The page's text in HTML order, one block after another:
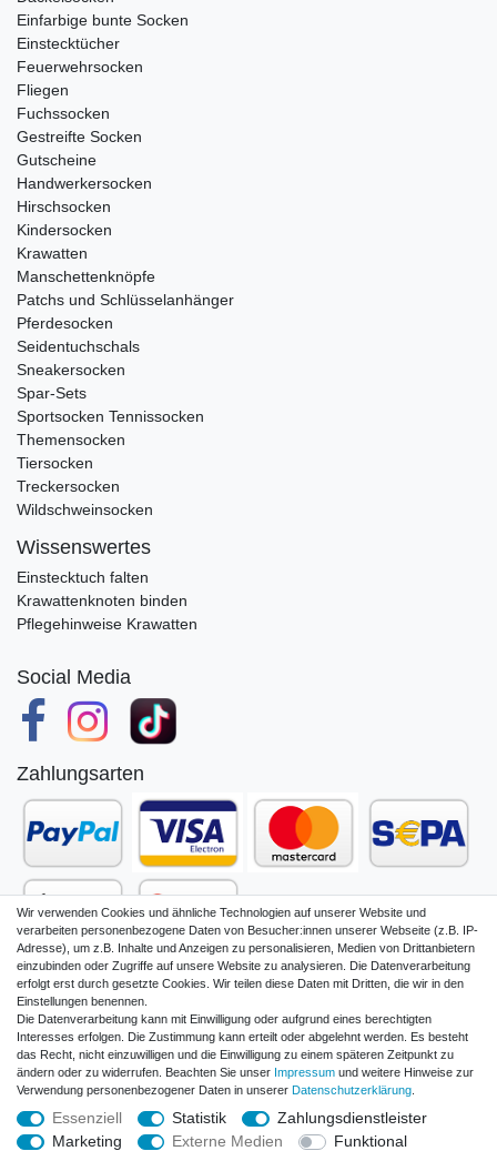
Einfarbige bunte Socken
Einstecktücher
Feuerwehrsocken
Fliegen
Fuchssocken
Gestreifte Socken
Gutscheine
Handwerkersocken
Hirschsocken
Kindersocken
Krawatten
Manschettenknöpfe
Patchs und Schlüsselanhänger
Pferdesocken
Seidentuchschals
Sneakersocken
Spar-Sets
Sportsocken Tennissocken
Themensocken
Tiersocken
Treckersocken
Wildschweinsocken
Wissenswertes
Einstecktuch falten
Krawattenknoten binden
Pflegehinweise Krawatten
Social Media
Zahlungsarten
Impressum Daten­schutz­erklärung
Wir verwenden Cookies und ähnliche Technologien auf unserer Website und
verarbeiten personenbezogene Daten von Besucher:innen unserer Webseite (z.B. IP-
Adresse), um z.B. Inhalte und Anzeigen zu personalisieren, Medien von Drittanbietern
einzubinden oder Zugriffe auf unsere Website zu analysieren. Die Datenverarbeitung
erfolgt erst durch gesetzte Cookies. Wir teilen diese Daten mit Dritten, die wir in den
Einstellungen benennen.
Die Datenverarbeitung kann mit Einwilligung oder aufgrund eines berechtigten
Interesses erfolgen. Die Zustimmung kann erteilt oder abgelehnt werden. Es besteht
das Recht, nicht einzuwilligen und die Einwilligung zu einem späteren Zeitpunkt zu
ändern oder zu widerrufen. Beachten Sie unser Impressum und weitere Hinweise zur
Verwendung personenbezogener Daten in unserer Daten­schutz­erklärung
Essenziell Statistik
Zahlungsdienstleister
Marketing
Externe Medien Funktional